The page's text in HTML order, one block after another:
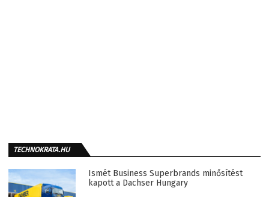
TECHNOKRATA.HU
Ismét Business Superbrands minősítést
kapott a Dachser Hungary